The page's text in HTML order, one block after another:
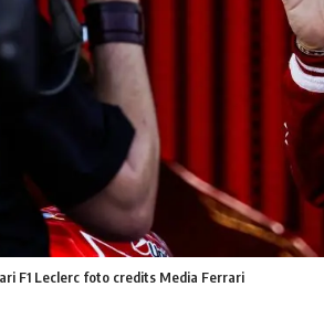
F1 Leclerc foto credits Media Ferrari